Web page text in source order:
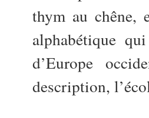
thym au chêne,
alphabétique
d’Europe
description,